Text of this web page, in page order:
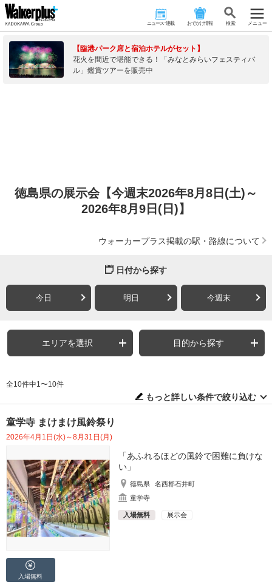
ニュース･連載 おでかけ情報 検 索 メニュー
【臨港パーク席と宿泊ホテルがセット】
花火を間近で堪能できる！「みなとみらいフェスティバ
ル」鑑賞ツアーを販売中
徳島県の展示会【今週末2026年8月8日(土)～
2026年8月9日(日)】
ウォーカープラス掲載の駅・路線について
日付から探す
今日 明日 今週末
エリアを選択 目的から探す
全10件中1〜10件
もっと詳しい条件で絞り込む
童学寺 まけまけ風鈴祭り
2026年4月1日(水)～8月31日(月)
「あふれるほどの風鈴で困難に負けな
い」
徳島県
名西郡石井町
童学寺
入場無料 展示会
入場無料